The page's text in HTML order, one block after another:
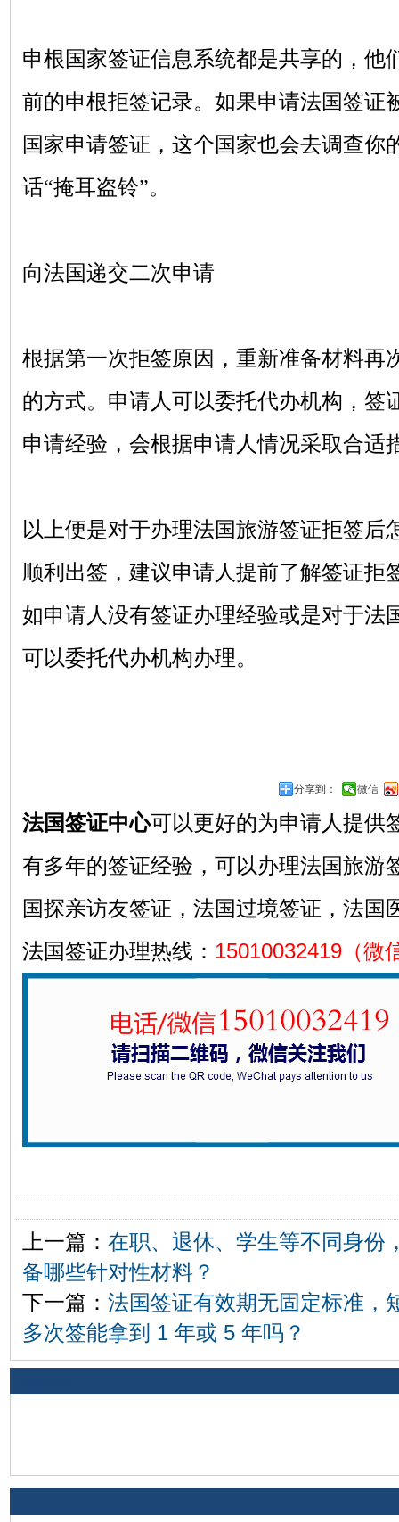
申根国家签证信息系统都是共享的，他
前的申根拒签记录。如果申请法国签证
国家申请签证，这个国家也会去调查你
话“掩耳盗铃”。
向法国递交二次申请
根据第一次拒签原因，重新准备材料再
的方式。申请人可以委托代办机构，签
申请经验，会根据申请人情况采取合适
以上便是对于办理法国旅游签证拒签后
顺利出签，建议申请人提前了解签证拒
如申请人没有签证办理经验或是对于法
可以委托代办机构办理。
分享到： 微信
法国签证中心可以更好的为申请人提供
有多年的签证经验，可以办理法国旅游
国探亲访友签证，法国过境签证，法国
法国签证办理热线： 15010032419（微
上一篇： 在职、退休、学生等不同身份
备哪些针对性材料？
下一篇： 法国签证有效期无固定标准，
多次签能拿到 1 年或 5 年吗？